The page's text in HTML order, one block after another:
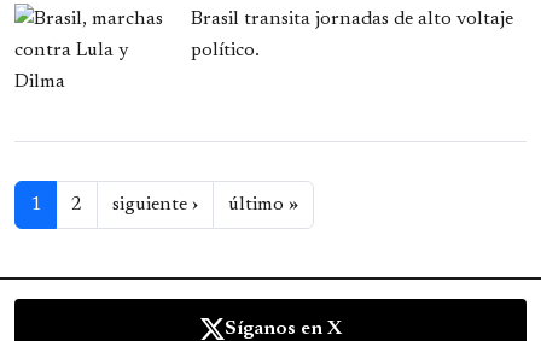
Brasil transita jornadas de alto voltaje
político.
Paginación
1 2 siguiente ›Siguiente página
último »Última página
Síganos en X